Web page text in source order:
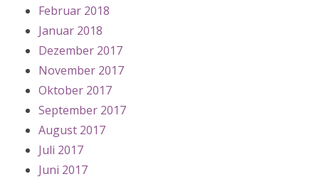
Februar 2018
Januar 2018
Dezember 2017
November 2017
Oktober 2017
September 2017
August 2017
Juli 2017
Juni 2017